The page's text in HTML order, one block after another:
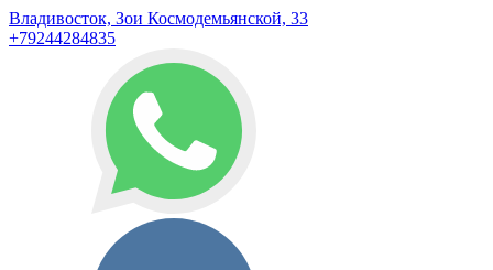
Владивосток, Зои Космодемьянской, 33
+79244284835